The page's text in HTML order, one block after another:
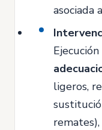
asociada
ligeros,